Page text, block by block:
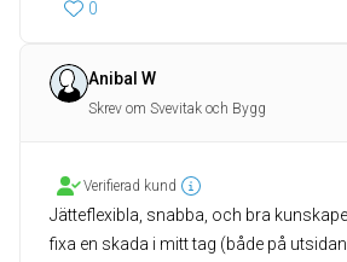
0
Anibal W
Skrev om Svevitak och Bygg
Verifierad kund
Jätteflexibla, snabba, och bra
fixa en skada i mitt tag (både på